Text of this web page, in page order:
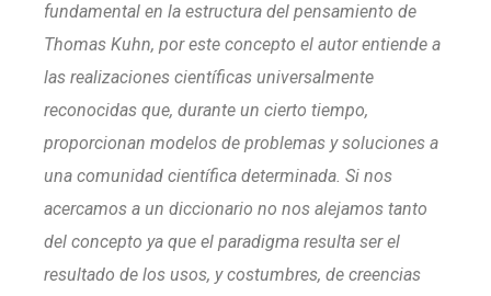
fundamental en la estructura del pensamiento de
Thomas Kuhn, por este concepto el autor entiende a
las realizaciones científicas universalmente
reconocidas que, durante un cierto tiempo,
proporcionan modelos de problemas y soluciones a
una comunidad científica determinada. Si nos
acercamos a un diccionario no nos alejamos tanto
del concepto ya que el paradigma resulta ser el
resultado de los usos, y costumbres, de creencias